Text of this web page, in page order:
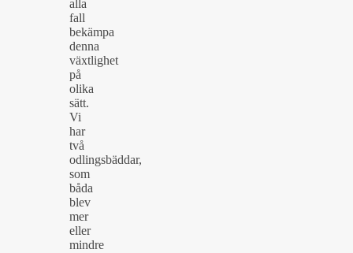
alla
fall
bekämpa
denna
växtlighet
på
olika
sätt.
Vi
har
två
odlingsbäddar,
som
båda
blev
mer
eller
mindre